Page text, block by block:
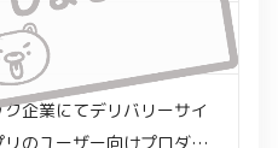
企業にてデリバリーサイ
リのユーザー向けプロダク